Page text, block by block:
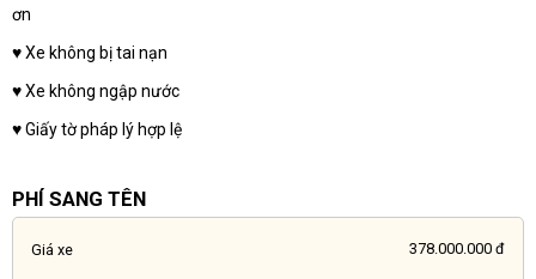
ơn
♥️ Xe không bị tai nạn
♥️ Xe không ngập nước
♥️ Giấy tờ pháp lý hợp lệ
PHÍ SANG TÊN
Giá xe 378.000.000 đ